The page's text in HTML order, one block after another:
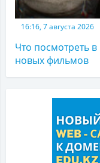
16:16, 7 августа 2026
Что посмотреть
новых фильмов